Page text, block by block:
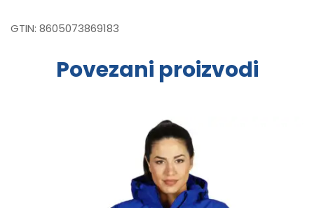
GTIN: 8605073869183
Povezani proizvodi